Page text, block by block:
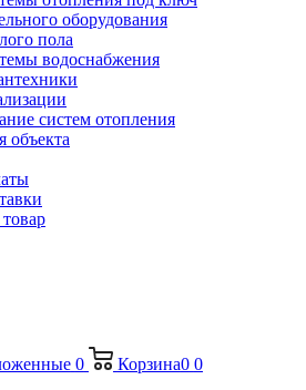
оборудования
пола
водоснабжения
систем отопления
объекта
0 Корзина0 0